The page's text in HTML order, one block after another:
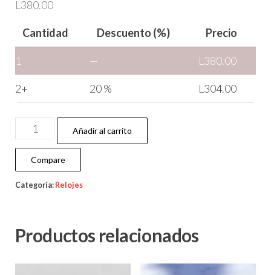
L 380.00
Cantidad Descuento (%) Precio
1 — L 380.00
2+ 20 % L 304.00
Añadir al carrito
Compare
Categoría: Relojes
Productos relacionados